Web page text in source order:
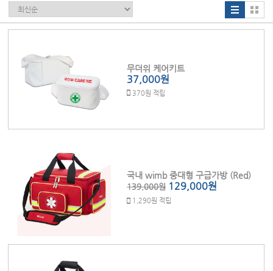
무더위 케어키트
37,000원
370원 적립
국내 wimb 중대형 구급가방 (Red)
139,000원 129,000원
1,290원 적립